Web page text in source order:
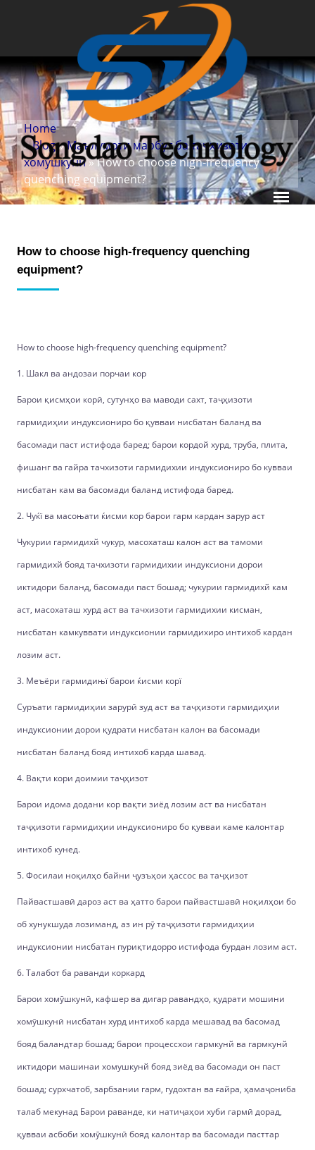
Home
»Blog»Маълумоти марбут ба таҷҳизоти
хомӯшкунӣ» How to choose high-frequency
quenching equipment?
How to choose high-frequency quenching
equipment?
How to choose high-frequency quenching equipment?
1. Шакл ва андозаи порчаи кор
Барои қисмҳои корӣ, сутунҳо ва маводи сахт, таҷҳизоти
гармидиҳии индуксиониро бо қувваи нисбатан баланд ва
басомади паст истифода баред; барои кордой хурд, труба, плита,
фишанг ва гайра тачхизоти гармидихии индуксиониро бо кувваи
нисбатан кам ва басомади баланд истифода баред.
2. Чуќї ва масоњати ќисми кор барои гарм кардан зарур аст
Чукурии гармидихй чукур, масохаташ калон аст ва тамоми
гармидихй бояд тачхизоти гармидихии индуксиони дорои
иктидори баланд, басомади паст бошад; чукурии гармидихй кам
аст, масохаташ хурд аст ва тачхизоти гармидихии кисман,
нисбатан камкуввати индуксионии гармидихиро интихоб кардан
лозим аст.
3. Меъёри гармидињї барои ќисми корї
Суръати гармидиҳии зарурӣ зуд аст ва таҷҳизоти гармидиҳии
индуксионии дорои қудрати нисбатан калон ва басомади
нисбатан баланд бояд интихоб карда шавад.
4. Вақти кори доимии таҷҳизот
Барои идома додани кор вақти зиёд лозим аст ва нисбатан
таҷҳизоти гармидиҳии индуксиониро бо қувваи каме калонтар
интихоб кунед.
5. Фосилаи ноқилҳо байни ҷузъҳои ҳассос ва таҷҳизот
Пайвастшавӣ дароз аст ва ҳатто барои пайвастшавӣ ноқилҳои бо
об хунукшуда лозиманд, аз ин рӯ таҷҳизоти гармидиҳии
индуксионии нисбатан пуриқтидорро истифода бурдан лозим аст.
6. Талабот ба раванди коркард
Барои хомӯшкунӣ, кафшер ва дигар равандҳо, қудрати мошини
хомӯшкунӣ нисбатан хурд интихоб карда мешавад ва басомад
бояд баландтар бошад; барои процессхои гармкунй ва гармкунй
иктидори машинаи хомушкунй бояд зиёд ва басомади он паст
бошад; сурхчатоб, зарбзании гарм, гудохтан ва ғайра, ҳамаҷониба
талаб мекунад Барои раванде, ки натиҷаҳои хуби гармӣ дорад,
қувваи асбоби хомӯшкунӣ бояд калонтар ва басомади пасттар